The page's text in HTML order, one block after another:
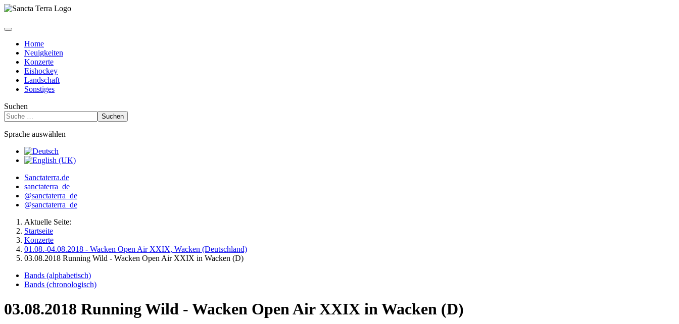
Home
Neuigkeiten
Konzerte
Eishockey
Landschaft
Sonstiges
Suchen
Suchen
Sprache auswählen
Sanctaterra.de
sanctaterra_de
@sanctaterra_de
@sanctaterra_de
Aktuelle Seite:
Startseite
Konzerte
01.08.-04.08.2018 - Wacken Open Air XXIX, Wacken (Deutschland)
03.08.2018 Running Wild - Wacken Open Air XXIX in Wacken (D)
Bands (alphabetisch)
Bands (chronologisch)
03.08.2018 Running Wild - Wacken Open Air XXIX in Wacken (D)